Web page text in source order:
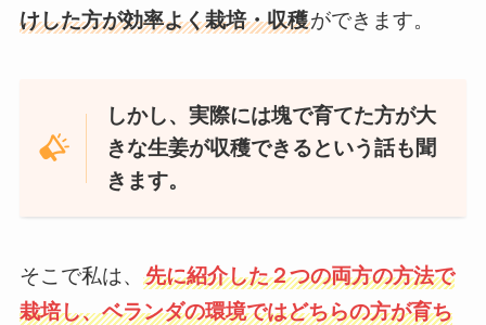
けした方が効率よく栽培・収穫ができます。
しかし、実際には塊で育てた方が大
きな生姜が収穫できるという話も聞
きます。
そこで私は、 先に紹介した２つの両方の方法で
栽培し、ベランダの環境ではどちらの方が育ち